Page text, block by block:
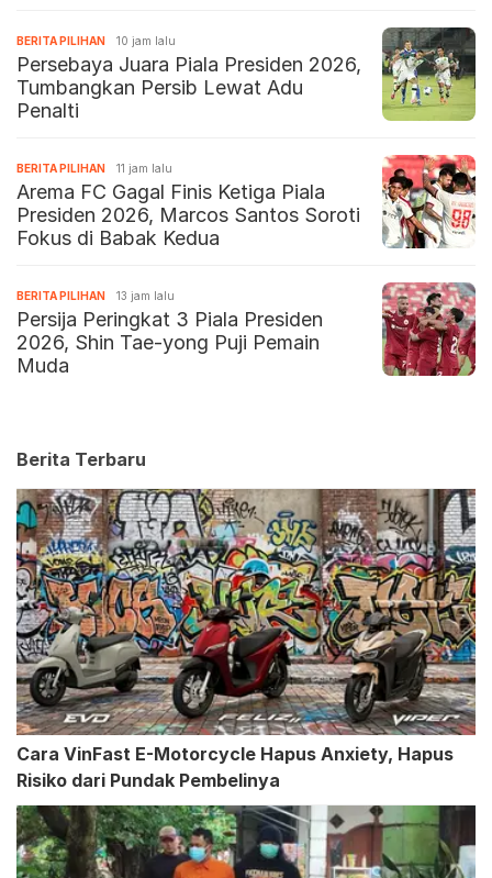
BERITA PILIHAN 10 jam lalu
Persebaya Juara Piala Presiden 2026,
Tumbangkan Persib Lewat Adu
Penalti
BERITA PILIHAN 11 jam lalu
Arema FC Gagal Finis Ketiga Piala
Presiden 2026, Marcos Santos Soroti
Fokus di Babak Kedua
BERITA PILIHAN 13 jam lalu
Persija Peringkat 3 Piala Presiden
2026, Shin Tae-yong Puji Pemain
Muda
Berita Terbaru
Cara VinFast E-Motorcycle Hapus Anxiety, Hapus
Risiko dari Pundak Pembelinya